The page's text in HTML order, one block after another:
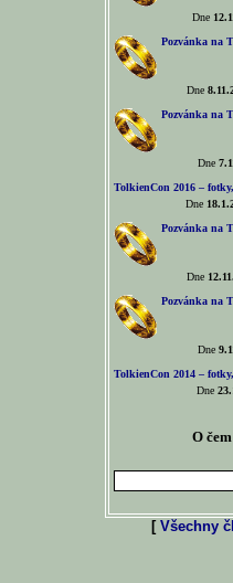
Dne
Pozvánka na
Dne
Pozvánka na
Dne
TolkienCon 2016 –
Dne
Pozvánka na
Dne
Pozvánka na
Dne
TolkienCon 2014 –
Dne
O
[ Všechny